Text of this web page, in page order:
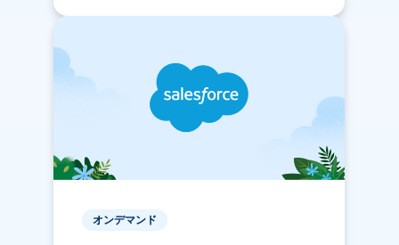
オンデマンド